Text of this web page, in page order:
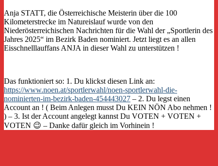
Anja STATT, die Österreichische Meisterin über die 100
Kilometerstrecke im Natureislauf wurde von den
Niederösterreichischen Nachrichten für die Wahl der „Sportlerin des
Jahres 2025“ im Bezirk Baden nominiert. Jetzt liegt es an allen
Eisschnelllauffans ANJA in dieser Wahl zu unterstützen !
Das funktioniert so: 1. Du klickst diesen Link an:
https://www.noen.at/sportlerwahl/noen-sportlerwahl-die-
nominierten-im-bezirk-baden-454443027 – 2. Du legst einen
Account an ! ( Beim Anlegen musst Du KEIN NÖN Abo nehmen !
) – 3. Ist der Account angelegt kannst Du VOTEN + VOTEN +
VOTEN 😉 – Danke dafür gleich im Vorhinein !